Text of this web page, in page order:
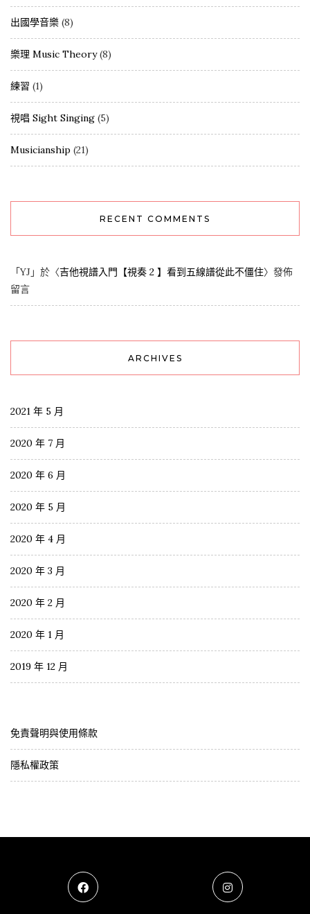
出國學音樂 (8)
樂理 Music Theory(8)
練習 (1)
視唱 Sight Singing (5)
Musicianship (21)
RECENT COMMENTS
「YJ 」於〈吉他視譜入門【視奏 2 】看到五線譜從此不僵住〉發佈
留言
ARCHIVES
2021 年 5 月
2020 年 7 月
2020 年 6 月
2020 年 5 月
2020 年 4 月
2020 年 3 月
2020 年 2 月
2020 年 1 月
2019 年 12 月
免責聲明與使用條款
隱私權政策